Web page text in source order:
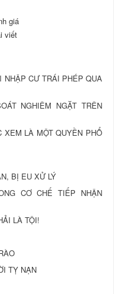
giá
viết
NHẬP CƯ TRÁI PHÉP QUA
NGHIÊM NGẶT TRÊN
LÀ MỘT QUYỀN PHỔ
BỊ EU XỬ LÝ
CƠ CHẾ TIẾP NHẬN
LÀ TỘI!
TỴ NẠN